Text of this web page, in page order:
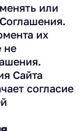
или
их
не
Сайта
согласие